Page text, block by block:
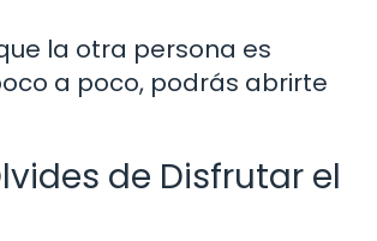
la otra persona es
a poco, podrás abrirte
de Disfrutar el